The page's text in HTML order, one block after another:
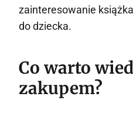
zainteresowanie
do dziecka.
Co warto
zakupem?